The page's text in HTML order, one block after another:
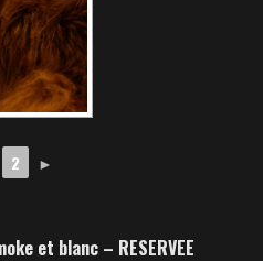
2 ►
et blanc – RESERVEE